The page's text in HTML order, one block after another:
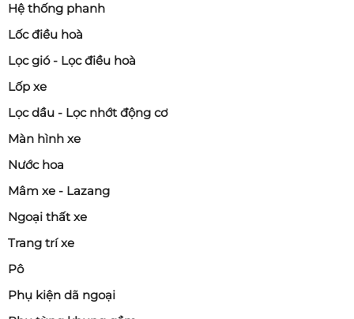
Hệ thống phanh
Lốc điều hoà
Lọc gió - Lọc điều hoà
Lốp xe
Lọc dầu - Lọc nhớt động cơ
Màn hình xe
Nước hoa
Mâm xe - Lazang
Ngoại thất xe
Trang trí xe
Pô
Phụ kiện dã ngoại